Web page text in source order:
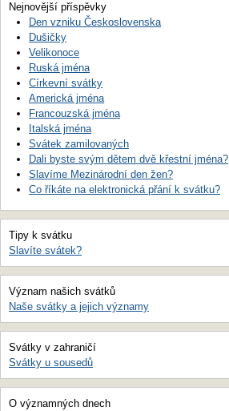
Nejnovější příspěvky
Den vzniku Československa
Dušičky
Velikonoce
Ruská jména
Církevní svátky
Americká jména
Francouzská jména
Italská jména
Svátek zamilovaných
Dali byste svým dětem dvě křestní jména?
Slavíme Mezinárodní den žen?
Co říkáte na elektronická přání k svátku?
Tipy k svátku
Slavíte svátek?
Význam našich svátků
Naše svátky a jejich významy
Svátky v zahraničí
Svátky u sousedů
O významných dnech